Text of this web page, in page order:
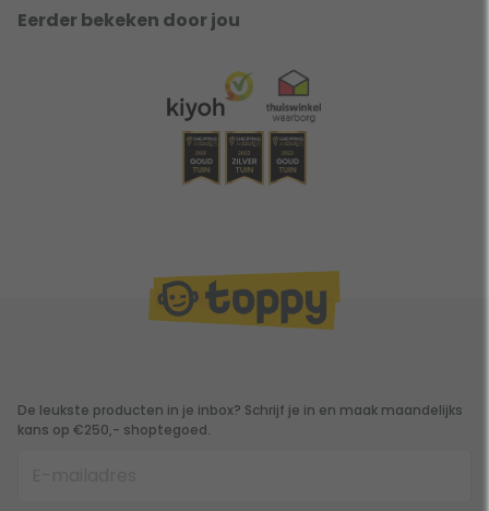
Eerder bekeken door jou
De leukste producten in je inbox? Schrijf je in en maak maandelijks
kans op €250,- shoptegoed.